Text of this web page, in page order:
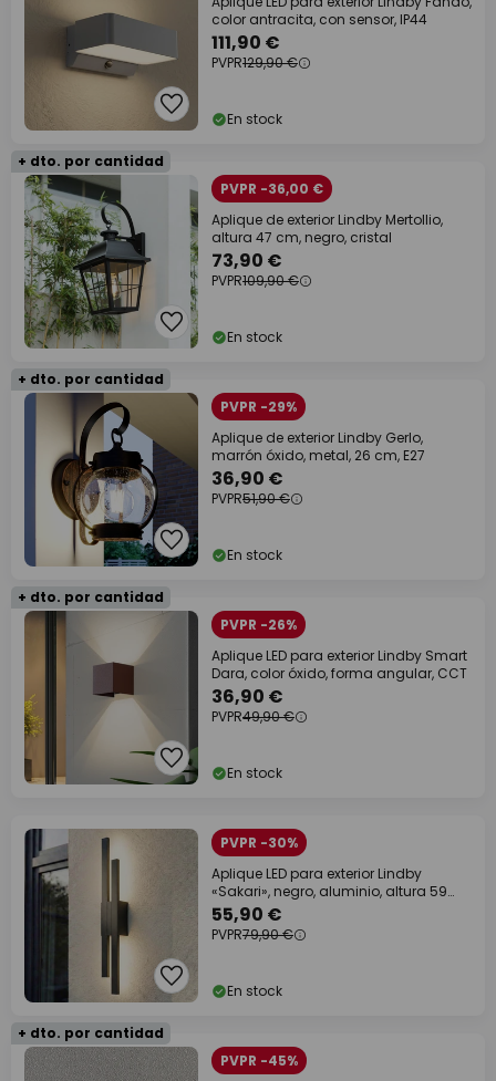
color antracita, con sensor, IP44
111,90 €
PVPR129,90 €
En stock
+ dto. por cantidad
PVPR -36,00 €
Aplique de exterior Lindby Mertollio,
altura 47 cm, negro, cristal
73,90 €
PVPR109,90 €
En stock
+ dto. por cantidad
PVPR -29%
Aplique de exterior Lindby Gerlo,
marrón óxido, metal, 26 cm, E27
36,90 €
PVPR51,90 €
En stock
+ dto. por cantidad
PVPR -26%
Aplique LED para exterior Lindby Smart
Dara, color óxido, forma angular, CCT
36,90 €
PVPR49,90 €
En stock
PVPR -30%
Aplique LED para exterior Lindby
«Sakari», negro, aluminio, altura 59
cm
55,90 €
PVPR79,90 €
En stock
+ dto. por cantidad
PVPR -45%